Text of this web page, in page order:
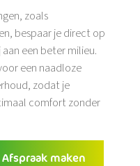
zoals
bespaar je direct op
een beter milieu.
een naadloze
zodat je
comfort zonder
Afspraak maken